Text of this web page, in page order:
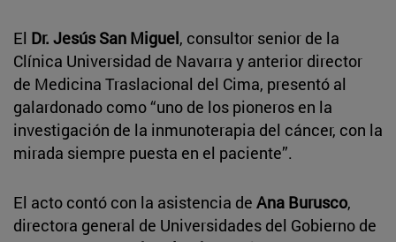
El Dr. Jesús San Miguel, consultor senior de la
Clínica Universidad de Navarra y anterior director
de Medicina Traslacional del Cima, presentó al
galardonado como “uno de los pioneros en la
investigación de la inmunoterapia del cáncer, con la
mirada siempre puesta en el paciente”.
El acto contó con la asistencia de Ana Burusco,
directora general de Universidades del Gobierno de